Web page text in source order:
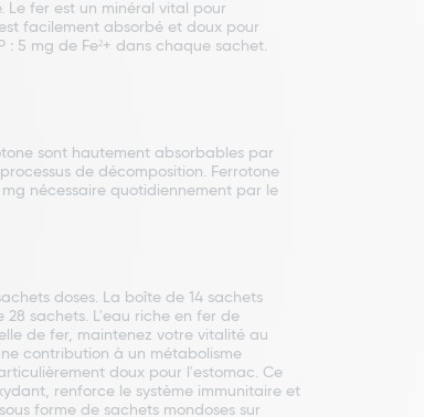
Le fer est un minéral vital pour
facilement absorbé et doux pour
: 5 mg de Fe²+ dans chaque sachet.
sont hautement absorbables par
de décomposition. Ferrotone
nécessaire quotidiennement par le
doses. La boîte de 14 sachets
sachets. L'eau riche en fer de
de fer, maintenez votre vitalité au
contribution à un métabolisme
doux pour l'estomac. Ce
renforce le système immunitaire et
forme de sachets mondoses sur